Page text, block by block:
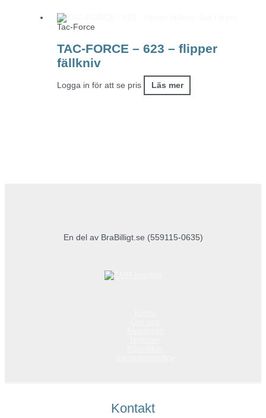
Tac-Force
TAC-FORCE – 623 – flipper
fällkniv
Logga in för att se pris Läs mer
En del av BraBilligt.se (559115-0635)
Kontakt